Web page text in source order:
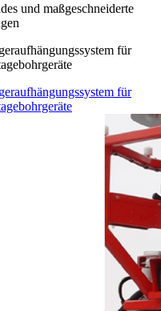
und maßgeschneiderte
für
für